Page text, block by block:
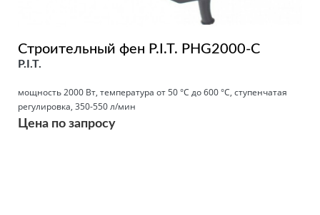
Строительный фен P.I.T. PHG2000-C
P.I.T.
мощность 2000 Вт, температура от 50 °С до 600 °С, ступенчатая
регулировка, 350-550 л/мин
Цена по запросу